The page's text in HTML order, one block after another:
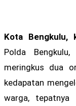
Kota Bengkulu,
Polda
meringkus dua
kedapatan
warga, tepatnya